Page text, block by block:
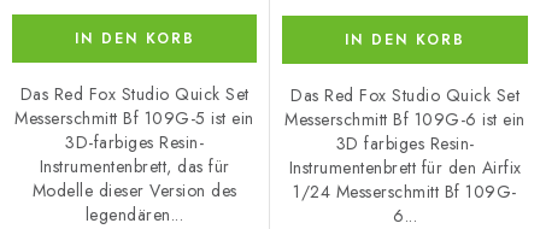
IN DEN KORB
Das Red Fox Studio Quick Set
Messerschmitt Bf 109G-5 ist ein
3D-farbiges Resin-
Instrumentenbrett, das für
Modelle dieser Version des
legendären...
IN DEN KORB
Das Red Fox Studio Quick Set
Messerschmitt Bf 109G-6 ist ein
3D farbiges Resin-
Instrumentenbrett für den Airfix
1/24 Messerschmitt Bf 109G-
6...